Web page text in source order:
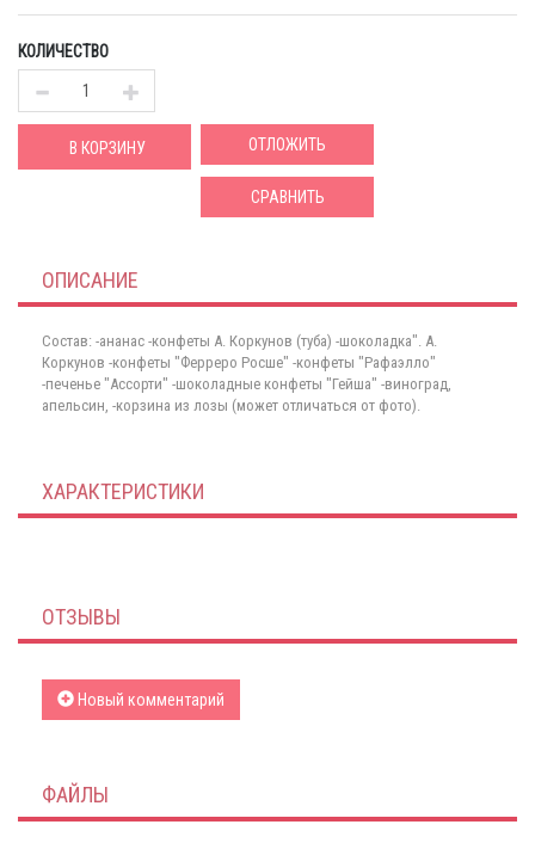
КОЛИЧЕСТВО
В КОРЗИНУ ОТЛОЖИТЬ
СРАВНИТЬ
ОПИСАНИЕ
Состав: -ананас -конфеты А. Коркунов (туба) -шоколадка". А.
Коркунов -конфеты "Ферреро Росше" -конфеты "Рафаэлло"
-печенье "Ассорти" -шоколадные конфеты "Гейша" -виноград,
апельсин, -корзина из лозы (может отличаться от фото).
ХАРАКТЕРИСТИКИ
ОТЗЫВЫ
Новый комментарий
ФАЙЛЫ